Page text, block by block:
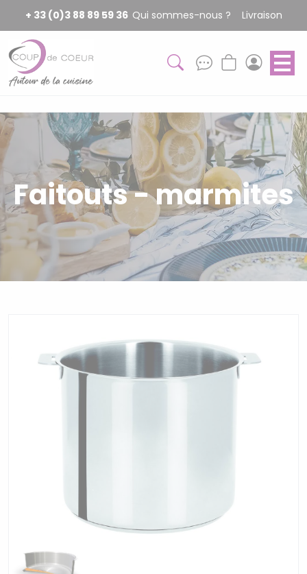
+ 33 (0)3 88 89 59 36 Qui sommes-nous ? Livraison
Faitouts - marmites
Panneau de gestion des cookies